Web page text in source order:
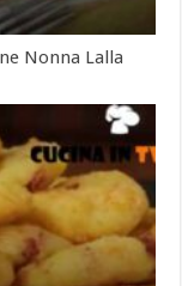
Nonna Lalla